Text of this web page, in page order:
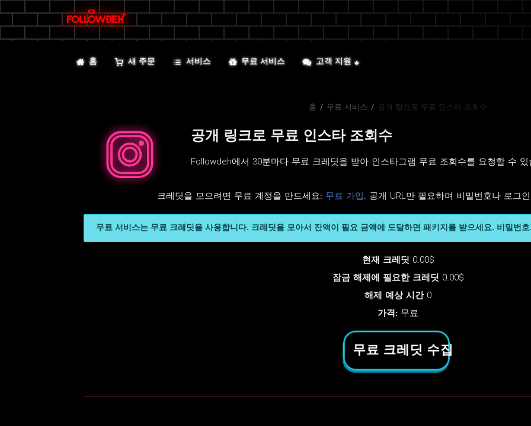
홈 새 주문 서비스 무료 서비스 고객 지원
홈 / 무료 서비스 / 공개 링크로 무료 인스타 조회수
공개 링크로 무료 인스타 조회수
Followdeh에서 30분마다 무료 크레딧을 받아 인스타그램 무료 조회수를 요청할 수
크레딧을 모으려면 무료 계정을 만드세요: 무료 가입. 공개 URL만 필요하며 비밀번호나 로그
무료 서비스는 무료 크레딧을 사용합니다. 크레딧을 모아서 잔액이 필요 금액에 도달하면 패키지를 받으세요. 비밀번
현재 크레딧 0.00$
잠금 해제에 필요한 크레딧 0.00$
해제 예상 시간0
가격: 무료
무료 크레딧 수집